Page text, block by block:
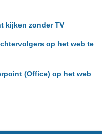
kijken zonder TV
op het web te
(Office) op het web